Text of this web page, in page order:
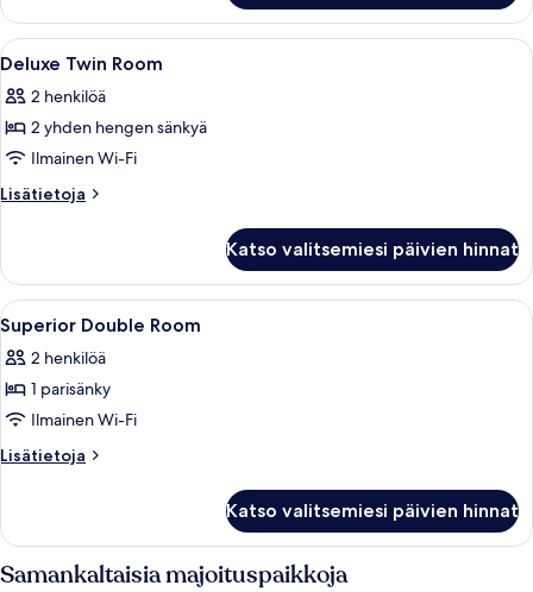
King
Room
Avaa
kaikki
huonetyypin
Deluxe
Twin
Room
Hotellihuone, jossa on kaksi erillistä
8
Deluxe Twin Room
2 henkilöä
2 yhden hengen sänkyä
Ilmainen Wi-Fi
Lisätietoja
Lisätietoja
Room
Katso valitsemiesi päivien hinnat
Avaa
kaikki
huonetyypin
Superior
Double
Room
Hotellihuone, jossa on sänky,
11
Superior Double Room
2 henkilöä
1 parisänky
Ilmainen Wi-Fi
Lisätietoja
Lisätietoja
Room
Katso valitsemiesi päivien hinnat
Samankaltaisia majoituspaikkoja